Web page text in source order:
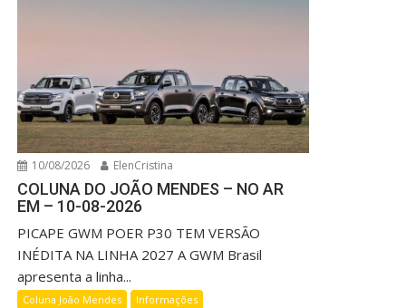
10/08/2026 ElenCristina
COLUNA DO JOÃO MENDES – NO AR
EM – 10-08-2026
PICAPE GWM POER P30 TEM VERSÃO
INÉDITA NA LINHA 2027 A GWM Brasil
apresenta a linha...
Coluna João Mendes Informações